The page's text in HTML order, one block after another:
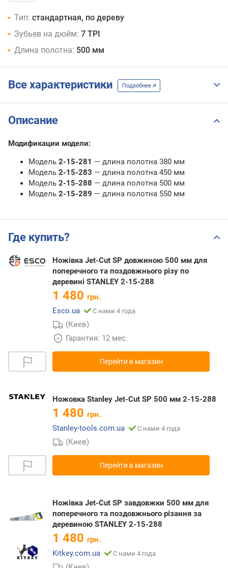
Тип: стандартная, по дереву
Зубьев на дюйм: 7 TPI
Длина полотна: 500 мм
Все характеристики Подробнее
Описание
Модификации модели:
Модель 2-15-281 — длина полотна 380 мм
Модель 2-15-283 — длина полотна 450 мм
Модель 2-15-288 — длина полотна 500 мм
Модель 2-15-289 — длина полотна 550 мм
Где купить?
Ножівка Jet-Cut SP довжиною 500 мм для
поперечного та поздовжнього різу по
деревині STANLEY 2-15-288
1 480 грн.
Esco.ua
С нами 4 года
(Киев)
Гарантия: 12 мес.
Перейти в магазин
Ножовка Stanley Jet-Cut SP 500 мм 2-15-288
1 480 грн.
Stanley-tools.com.ua
С нами 4 года
(Киев)
Перейти в магазин
Ножівка Jet-Cut SP завдовжки 500 мм для
поперечного та поздовжнього різання за
деревиною STANLEY 2-15-288
1 480 грн.
Kitkey.com.ua
С нами 4 года